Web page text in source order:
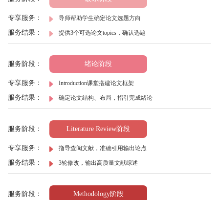
专享服务： 导师帮助学生确定论文选题方向
服务结果： 提供3个可选论文topics，确认选题
服务阶段： 绪论阶段
专享服务： Introduction课堂搭建论文框架
服务结果： 确定论文结构、布局，指引完成绪论
服务阶段： Literature Review阶段
专享服务： 指导查阅文献，准确引用输出论点
服务结果： 3轮修改，输出高质量文献综述
服务阶段： Methodology阶段